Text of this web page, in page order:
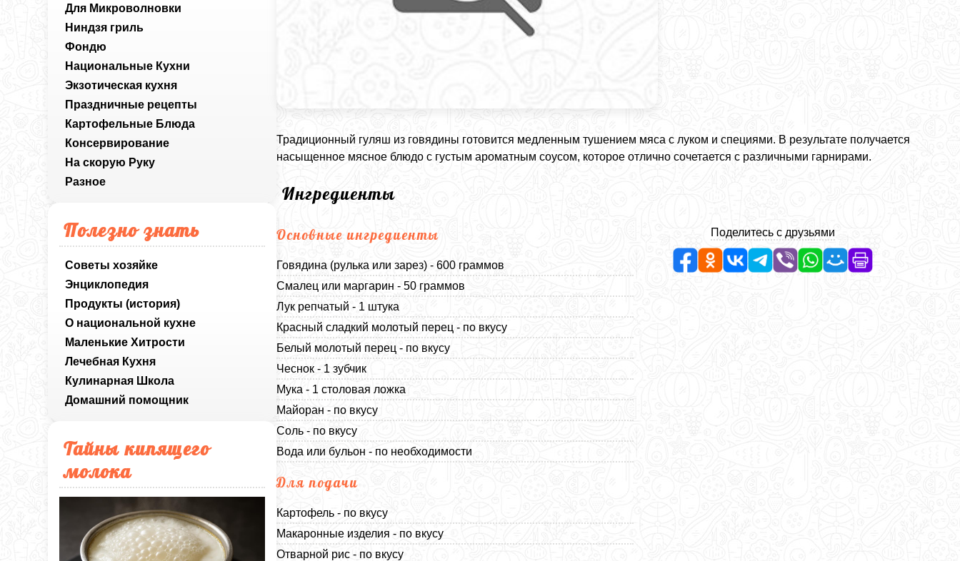
Для Микроволновки
Ниндзя гриль
Фондю
Национальные Кухни
Экзотическая кухня
Праздничные рецепты
Картофельные Блюда
Консервирование
На скорую Руку
Разное
Полезно знать
Советы хозяйке
Энциклопедия
Продукты (история)
О национальной кухне
Маленькие Хитрости
Лечебная Кухня
Кулинарная Школа
Домашний помощник
Тайны кипящего
молока
Традиционный гуляш из говядины готовится медленным тушением мяса с луком и специями. В результате получается
насыщенное мясное блюдо с густым ароматным соусом, которое отлично сочетается с различными гарнирами.
Ингредиенты
Основные ингредиенты
Говядина (рулька или зарез) - 600 граммов
Смалец или маргарин - 50 граммов
Лук репчатый - 1 штука
Красный сладкий молотый перец - по вкусу
Белый молотый перец - по вкусу
Чеснок - 1 зубчик
Мука - 1 столовая ложка
Майоран - по вкусу
Соль - по вкусу
Вода или бульон - по необходимости
Для подачи
Картофель - по вкусу
Макаронные изделия - по вкусу
Отварной рис - по вкусу
Поделитесь с друзьями